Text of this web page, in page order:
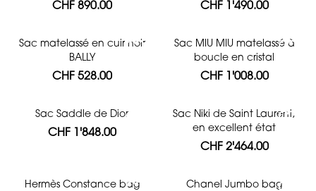
CHF 890.00 CHF 1'490.00
Sac matelassé en cuir noir
BALLY
CHF 528.00
Sac MIU MIU matelassé à
boucle en cristal
CHF 1'008.00
Sac Saddle de Dior
CHF 1'848.00
Sac Niki de Saint Laurent,
en excellent état
CHF 2'464.00
Hermès Constance bag Chanel Jumbo bag